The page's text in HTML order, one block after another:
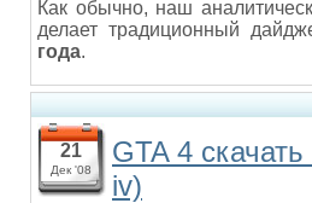
Как обычно, наш
делает традиционный
года.
21
Дек '08
GTA 4
iv)